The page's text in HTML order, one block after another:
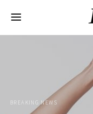
BREAKING NEWS